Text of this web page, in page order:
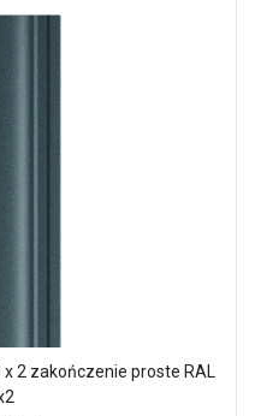
2 zakończenie proste RAL